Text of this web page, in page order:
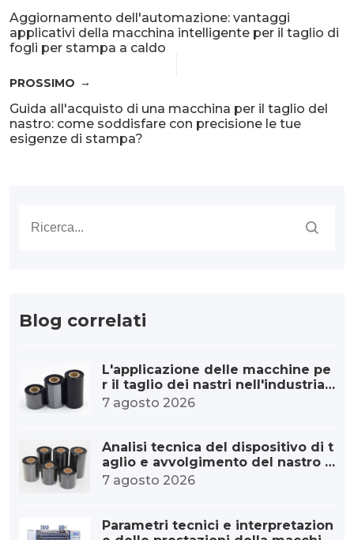
Aggiornamento dell'automazione: vantaggi
applicativi della macchina intelligente per il taglio di
fogli per stampa a caldo
PROSSIMO
Guida all'acquisto di una macchina per il taglio del
nastro: come soddisfare con precisione le tue
esigenze di stampa?
Blog correlati
L'applicazione delle macchine pe
r il taglio dei nastri nell'industria
dei materiali di consumo per la st
ampa di etichette.
7 agosto 2026
Analisi tecnica del dispositivo di t
aglio e avvolgimento del nastro a
trasferimento termico
7 agosto 2026
Parametri tecnici e interpretazion